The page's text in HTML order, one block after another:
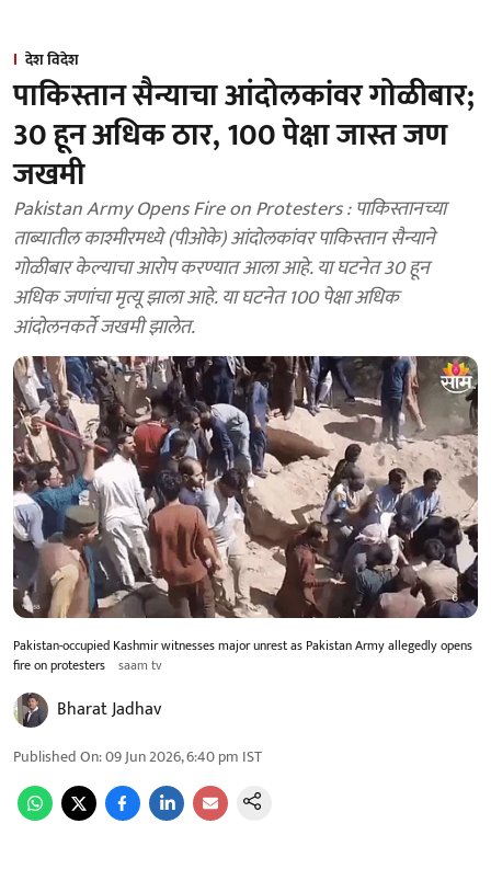
देश विदेश
पाकिस्तान सैन्याचा आंदोलकांवर गोळीबार;
30 हून अधिक ठार, 100 पेक्षा जास्त जण
जखमी
Pakistan Army Opens Fire on Protesters : पाकिस्तानच्या
ताब्यातील काश्मीरमध्ये (पीओके) आंदोलकांवर पाकिस्तान सैन्याने
गोळीबार केल्याचा आरोप करण्यात आला आहे. या घटनेत 30 हून
अधिक जणांचा मृत्यू झाला आहे. या घटनेत 100 पेक्षा अधिक
आंदोलनकर्ते जखमी झालेत.
Pakistan-occupied Kashmir witnesses major unrest as Pakistan Army allegedly opens
fire on protesters saam tv
Bharat Jadhav
Published On:09 Jun 2026, 6:40 pm IST